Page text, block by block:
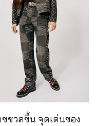
ชวลขึ้น จุดเด่นของ